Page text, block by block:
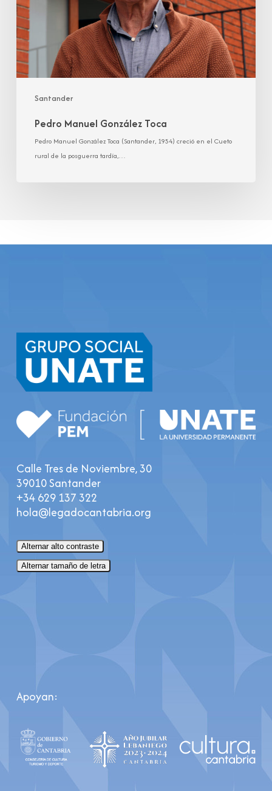
Santander
Pedro Manuel González Toca
Pedro Manuel González Toca (Santander, 1954) creció en el Cueto
rural de la posguerra tardía,…
Calle Tres de Noviembre, 30
39010 Santander
+34 629 137 322
hola@legadocantabria.org
Alternar alto contraste
Alternar tamaño de letra
Apoyan: